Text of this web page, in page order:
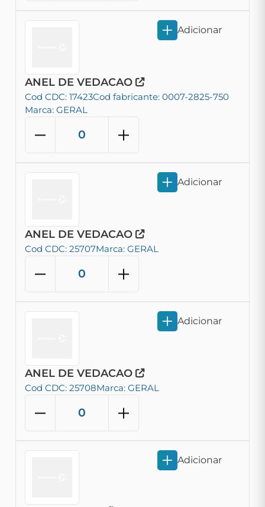
ANEL DE VEDACAO
Cod CDC: 17423Cod fabricante: 0007-2825-750
Marca: GERAL
Adicionar
ANEL DE VEDACAO
Cod CDC: 25707Marca: GERAL
Adicionar
ANEL DE VEDACAO
Cod CDC: 25708Marca: GERAL
Adicionar
Adicionar